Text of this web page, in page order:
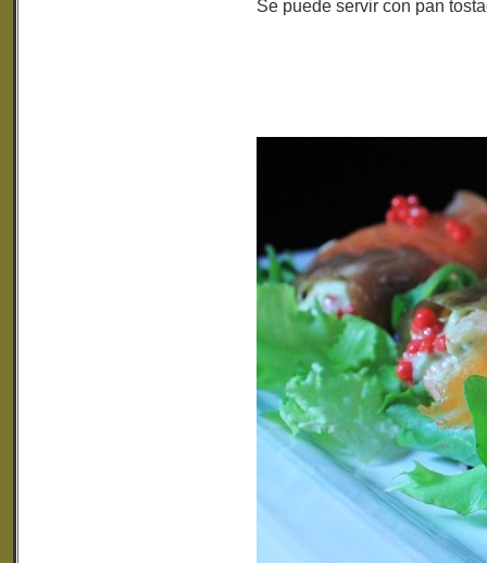
Se puede servir con pan